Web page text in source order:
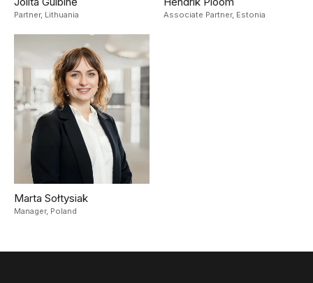
Partner, Lithuania Associate Partner, Estonia
Marta Sołtysiak
Manager, Poland